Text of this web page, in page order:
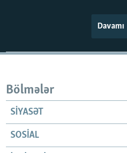
Davamı
Bölmələr
SIYASƏT
SOSIAL